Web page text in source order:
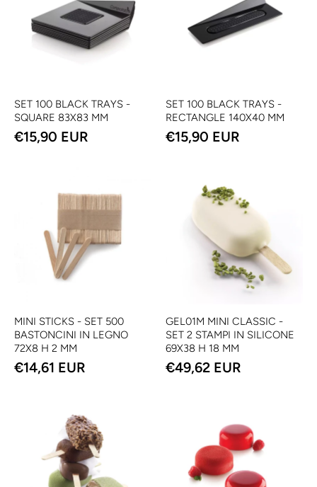
SET 100 BLACK TRAYS -
SQUARE 83X83 MM
€15,90 EUR
SET 100 BLACK TRAYS -
RECTANGLE 140X40 MM
€15,90 EUR
MINI STICKS - SET 500
BASTONCINI IN LEGNO
72X8 H 2 MM
€14,61 EUR
GEL01M MINI CLASSIC -
SET 2 STAMPI IN SILICONE
69X38 H 18 MM
€49,62 EUR